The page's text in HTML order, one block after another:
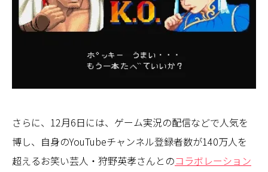
さらに、12月6日には、ゲーム実況の配信などで人気を
博し、自身のYouTubeチャンネル登録者数が140万人を
超えるお笑い芸人・狩野英孝さんとのコラボレーション